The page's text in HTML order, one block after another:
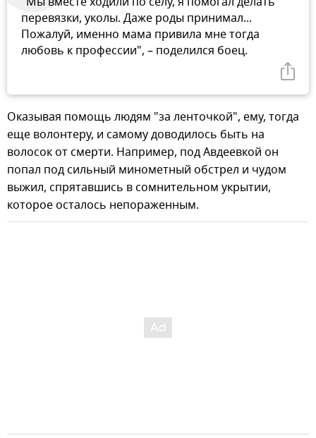
перевязки, уколы. Даже роды принимал...
Пожалуй, именно мама привила мне тогда
любовь к профессии", – поделился боец.
Оказывая помощь людям "за ленточкой", ему, тогда
еще волонтеру, и самому доводилось быть на
волосок от смерти. Например, под Авдеевкой он
попал под сильный минометный обстрел и чудом
выжил, спрятавшись в сомнительном укрытии,
которое осталось непораженным.